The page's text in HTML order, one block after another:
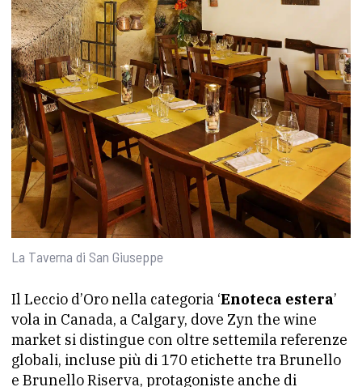
La Taverna di San Giuseppe
Il Leccio d’Oro nella categoria ‘Enoteca estera’
vola in Canada, a Calgary, dove Zyn the wine
market si distingue con oltre settemila referenze
globali, incluse più di 170 etichette tra Brunello
e Brunello Riserva, protagoniste anche di